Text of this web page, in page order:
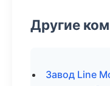
Другие
Завод Line